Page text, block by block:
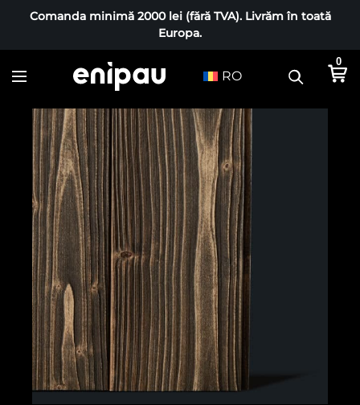
Comanda minimă 2000 lei (fără TVA). Livrăm în toată
Europa.
RO
0